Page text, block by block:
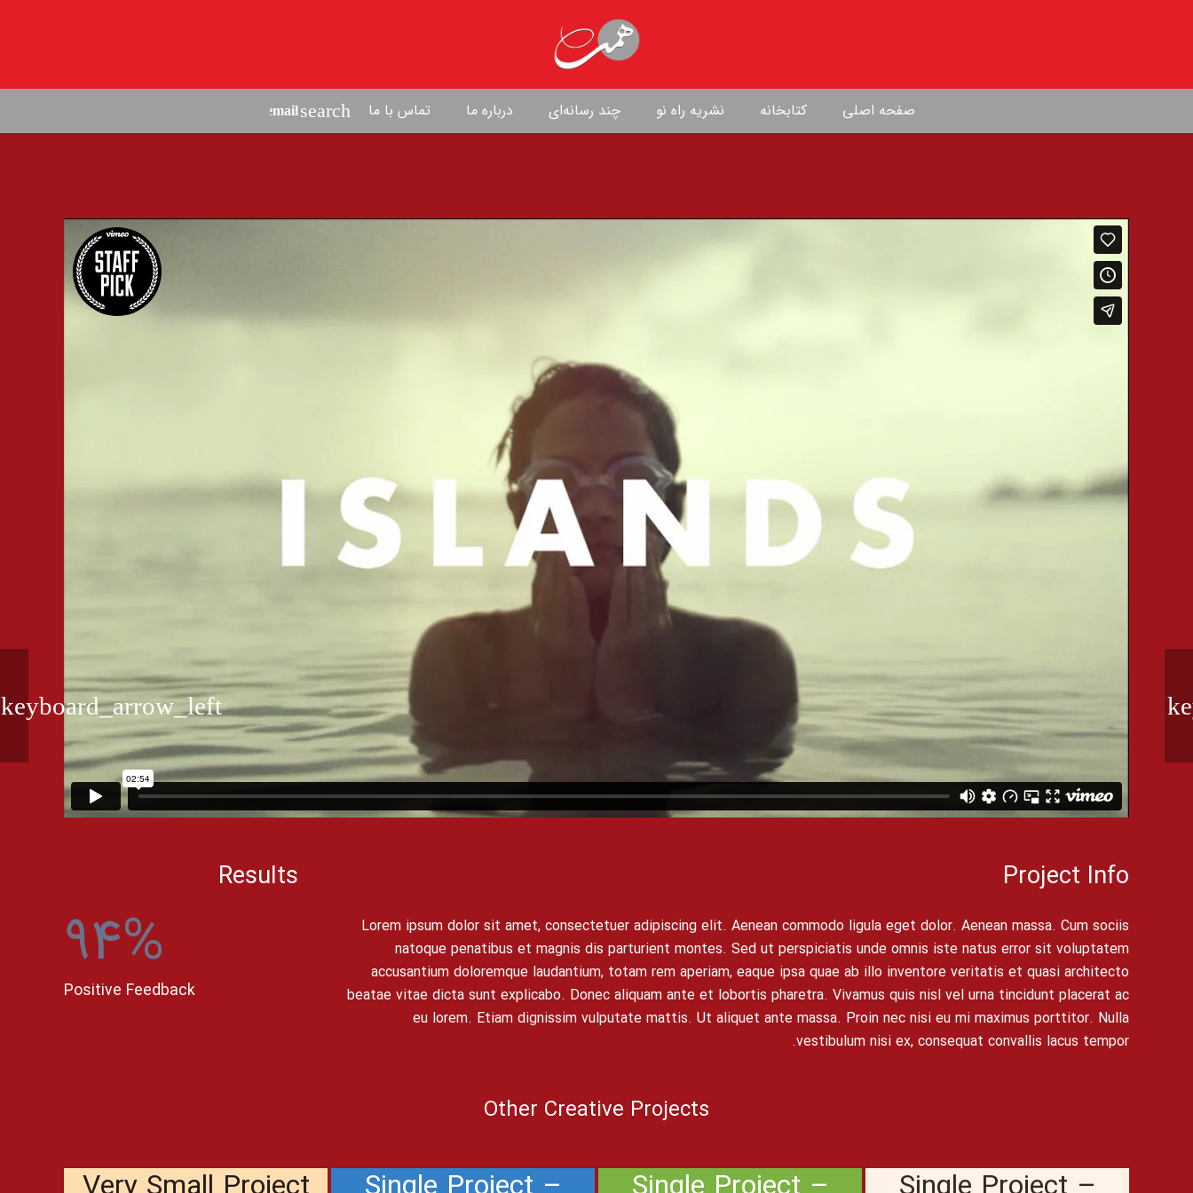
صفحه اصلی کتابخانه نشریه راه نو چند رسانه‌ای درباره ما تماس با ما search
Project Info
Lorem ipsum dolor sit amet, consectetuer adipiscing elit. Aenean commodo ligula eget dolor. Aenean massa. Cum sociis
natoque penatibus et magnis dis parturient montes. Sed ut perspiciatis unde omnis iste natus error sit voluptatem
accusantium doloremque laudantium, totam rem aperiam, eaque ipsa quae ab illo inventore veritatis et quasi architecto
beatae vitae dicta sunt explicabo. Donec aliquam ante et lobortis pharetra. Vivamus quis nisl vel urna tincidunt placerat ac
eu lorem. Etiam dignissim vulputate mattis. Ut aliquet ante massa. Proin nec nisi eu mi maximus porttitor. Nulla
vestibulum nisi ex, consequat convallis lacus tempor.
Results
94%
Positive Feedback
Other Creative Projects